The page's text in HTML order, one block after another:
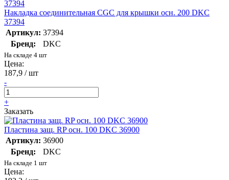
Накладка соединительная CGC для крышки осн. 200 DKC
37394
Артикул: 37394
Бренд:
DKC
На складе 4 шт
Цена:
187,9 / шт
-
+
Заказать
Пластина защ. RP осн. 100 DKC 36900
Артикул: 36900
Бренд:
DKC
На складе 1 шт
Цена: